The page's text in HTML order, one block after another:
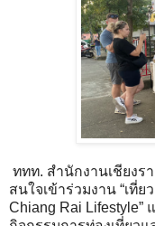
ททท. สำนักงานเชียงร
สนใจเข้าร่วมงาน “เที่ย
Chiang Rai